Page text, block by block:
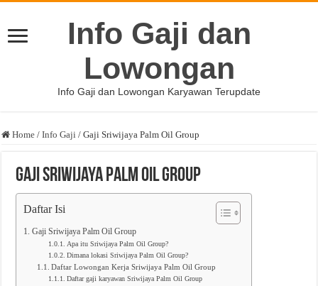
Info Gaji dan
Lowongan
Info Gaji dan Lowongan Karyawan Terupdate
Home / Info Gaji / Gaji Sriwijaya Palm Oil Group
Gaji Sriwijaya Palm Oil Group
Daftar Isi
Gaji Sriwijaya Palm Oil Group
Apa itu Sriwijaya Palm Oil Group?
Dimana lokasi Sriwijaya Palm Oil Group?
Daftar Lowongan Kerja Sriwijaya Palm Oil Group
Daftar gaji karyawan Sriwijaya Palm Oil Group